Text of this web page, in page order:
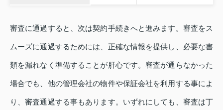
審査に通過すると、次は契約手続きへと進みます。審査をス
ムーズに通過するためには、正確な情報を提供し、必要な書
類を漏れなく準備することが肝心です。審査が通らなかった
場合でも、他の管理会社の物件や保証会社を利用する事によ
り、審査通過する事もあります。いずれにしても、審査は丁